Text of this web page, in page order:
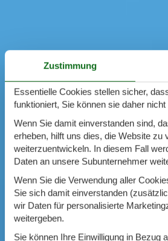
Zustimmung
Essentielle Cookies stellen sicher,
funktioniert, Sie können sie daher
Wenn Sie damit einverstanden sind,
erheben, hilft uns dies, die Website zu
weiterzuentwickeln. In diesem Fall
Daten an unsere Subunternehmer
Wenn Sie die Verwendung aller
Sie sich damit einverstanden
wir Daten für personalisierte
weitergeben.
Sie können Ihre Einwilligung in Bezug